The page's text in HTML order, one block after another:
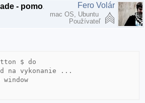
Re: GTKdialog + Glade - pomoc s drobnostou Fero Volár
mac OS, Ubuntu
Používateľ
$ do
na vykonanie ...
window